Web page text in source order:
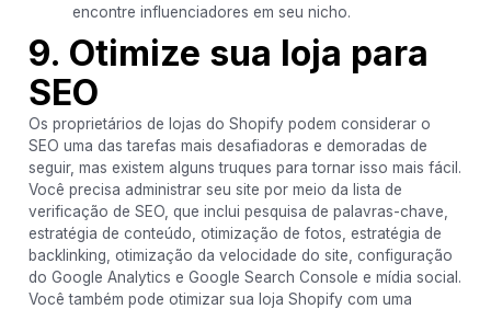
encontre influenciadores em seu nicho.
9. Otimize sua loja para
SEO
Os proprietários de lojas do Shopify podem considerar o
SEO uma das tarefas mais desafiadoras e demoradas de
seguir, mas existem alguns truques para tornar isso mais fácil.
Você precisa administrar seu site por meio da lista de
verificação de SEO, que inclui pesquisa de palavras-chave,
estratégia de conteúdo, otimização de fotos, estratégia de
backlinking, otimização da velocidade do site, configuração
do Google Analytics e Google Search Console e mídia social.
Você também pode otimizar sua loja Shopify com uma